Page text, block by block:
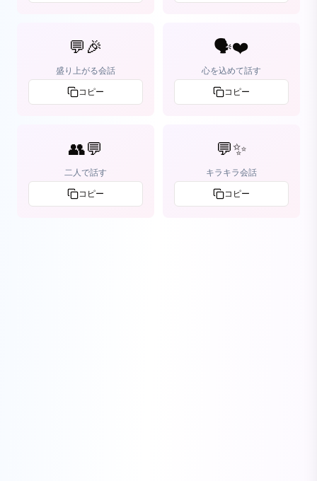
💬🎉
盛り上がる会話
コピー
🗣️❤️
心を込めて話す
コピー
👥💬
二人で話す
コピー
💬✨
キラキラ会話
コピー